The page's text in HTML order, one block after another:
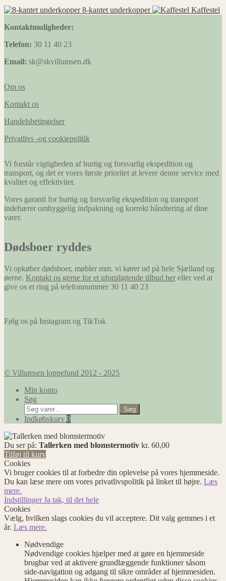
8-kantet underkopper
Kaffestel
Kontaktmuligheder:
Telefon: 30 11 40 23
Email: sk@skvillumsen.dk
Om os
Kontakt os
Handelsbetingelser
Privatlivs -og cookiepolitik
Vi forstår vigtigheden af hurtig og forsvarlig ekspedition og
transport, og det er vores første prioritet at levere denne service med
kvalitet og effektivitet.
Vores garanti for hurtig og forsvarlig ekspedition og transport
indebærer omhyggelig indpakning og korrekt håndtering af dine
varer.
Dødsboer ryddes
Vi opkøber dødsboer, møbler mm. vi kører ud på hele Sjælland og
øerne. Kontakt os gerne for et uforpligtende tilbud her eller ved at
give os et ring på telefonnummer 30 11 40 23
Følg os på Instagram og TikTok
© Villumsen loppefund 2012 - 2025
Min konto
Søg
Søg
efter:
Søg
Indkøbskurv 0
Du ser på: Tallerken med blomstermotiv kr. 60,00
Tilføj til kurv
Cookies
Vi bruger cookies til at forbedre din oplevelse på vores hjemmeside.
Du kan læse mere om vores privatlivspolitik på linket til højre. Læs
mere.
IndstillingerJa tak, til det hele
Cookies
Vælg, hvilken slags cookies du vil acceptere. Dit valg gemmes i et
år. Læs mere.
Nødvendige
Nødvendige cookies hjælper med at gøre en hjemmeside
brugbar ved at aktivere grundlæggende funktioner såsom
side-navigation og adgang til sikre områder af hjemmesiden.